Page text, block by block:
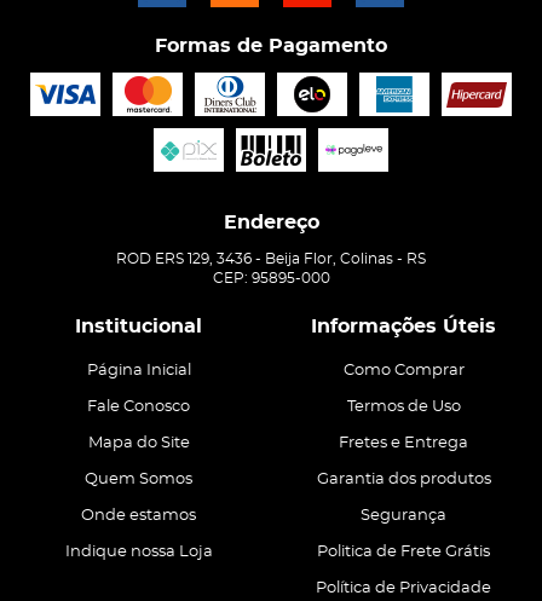
Formas de Pagamento
Endereço
ROD ERS 129, 3436 - Beija Flor, Colinas - RS
CEP: 95895-000
Institucional
Página Inicial
Fale Conosco
Mapa do Site
Quem Somos
Onde estamos
Indique nossa Loja
Informações Úteis
Como Comprar
Termos de Uso
Fretes e Entrega
Garantia dos produtos
Segurança
Politica de Frete Grátis
Política de Privacidade